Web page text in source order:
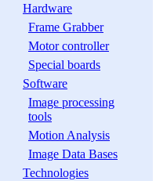
Hardware
Frame Grabber
Motor controller
Special boards
Software
Image processing
tools
Motion Analysis
Image Data Bases
Technologies